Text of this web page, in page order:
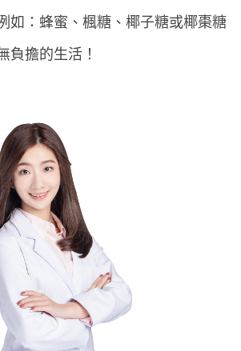
如：蜂蜜、楓糖、椰子糖或椰棗糖
負擔的生活！